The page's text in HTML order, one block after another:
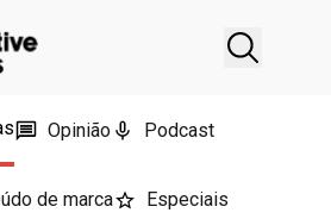
Opinião Podcast
de marca Especiais